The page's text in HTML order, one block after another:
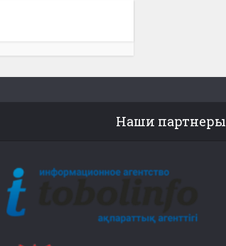
Наши партнеры